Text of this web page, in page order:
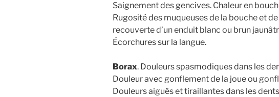
Saignement des gencives. Chaleur en
Rugosité des muqueuses de la bouche et
recouverte d’un enduit blanc ou brun
Écorchures sur la langue.
Borax. Douleurs spasmodiques dans les
Douleur avec gonflement de la joue ou
Douleurs aiguës et tiraillantes dans les